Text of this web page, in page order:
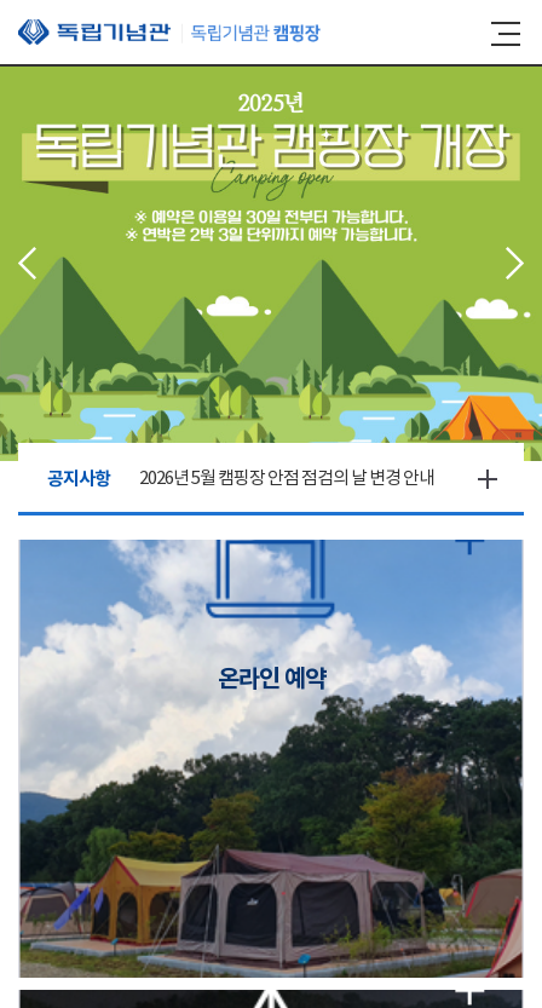
본문 바로가기
공지사항 2026년 5월 캠핑장 안점 점검의 날 변경 안내
캠핑장(9월1일~6일) 미운영 공지
2026년 5월 캠핑장 안점 점검의 날 변경 안내
캠핑장(9월1일~6일) 미운영 공지
2026년 5월 캠핑장 안점 점검의 날 변경 안내
캠핑장(9월1일~6일) 미운영 공지
온라인 예약